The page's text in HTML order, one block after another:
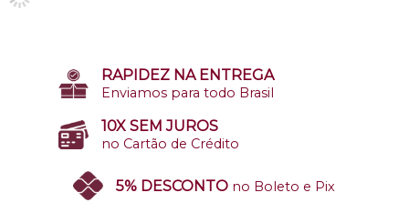
RAPIDEZ NA ENTREGA
Enviamos para todo Brasil
10X SEM JUROS
no Cartão de Crédito
5% DESCONTO no Boleto e Pix